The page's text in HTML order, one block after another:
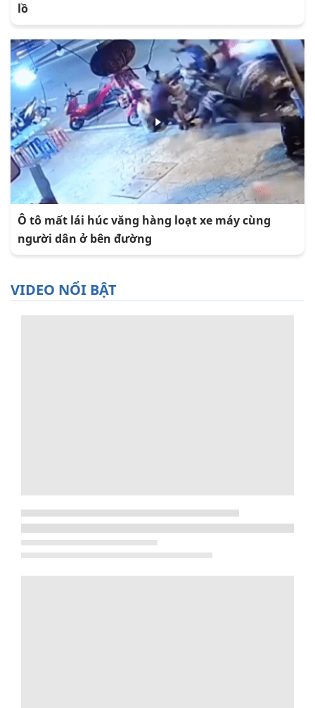
lồ
Ô tô mất lái húc văng hàng loạt xe máy cùng
người dân ở bên đường
VIDEO NỔI BẬT